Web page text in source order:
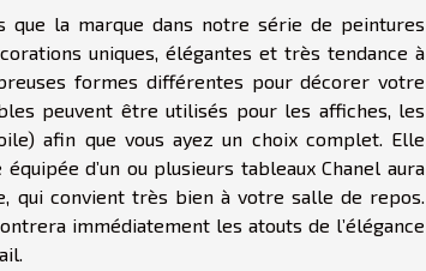
la marque dans notre série de peintures
uniques, élégantes et très tendance à
formes différentes pour décorer votre
peuvent être utilisés pour les affiches, les
afin que vous ayez un choix complet. Elle
d’un ou plusieurs tableaux Chanel aura
qui convient très bien à votre salle de repos.
immédiatement les atouts de l’élégance